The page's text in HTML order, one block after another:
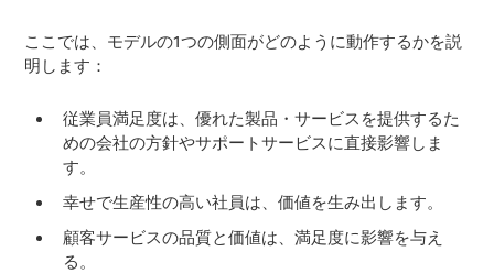
ここでは、モデルの1つの側面がどのように動作するかを説
明します：
従業員満足度は、優れた製品・サービスを提供するた
めの会社の方針やサポートサービスに直接影響しま
す。
幸せで生産性の高い社員は、価値を生み出します。
顧客サービスの品質と価値は、満足度に影響を与え
る。